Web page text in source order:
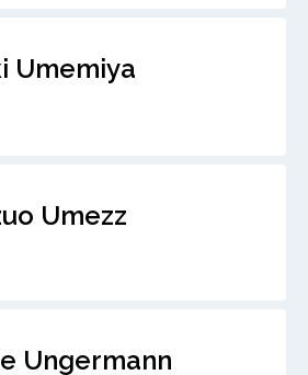
Umemiya
Umezz
Ungermann